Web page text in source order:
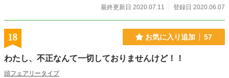
最終更新日 2020.07.11
登録日 2020.06.07
18 お気に入り追加 57
わたし、不正なんて一切しておりませんけど！！
頭フェアリータイプ